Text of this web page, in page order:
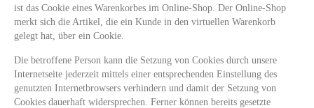
ist das Cookie eines Warenkorbes im Online-Shop. Der Online-Shop
merkt sich die Artikel, die ein Kunde in den virtuellen Warenkorb
gelegt hat, über ein Cookie.
Die betroffene Person kann die Setzung von Cookies durch unsere
Internetseite jederzeit mittels einer entsprechenden Einstellung des
genutzten Internetbrowsers verhindern und damit der Setzung von
Cookies dauerhaft widersprechen. Ferner können bereits gesetzte